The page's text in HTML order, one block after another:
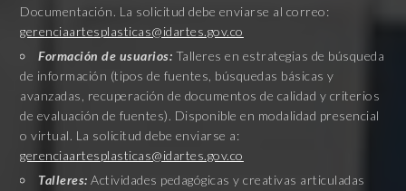
Documentación. La solicitud debe enviarse al correo:
gerenciaartesplasticas@idartes.gov.co
Formación de usuarios: Talleres en estrategias de búsqueda
de información (tipos de fuentes, búsquedas básicas y
avanzadas, recuperación de documentos de calidad y criterios
de evaluación de fuentes). Disponible en modalidad presencial
o virtual. La solicitud debe enviarse a:
gerenciaartesplasticas@idartes.gov.co
Talleres: Actividades pedagógicas y creativas articuladas